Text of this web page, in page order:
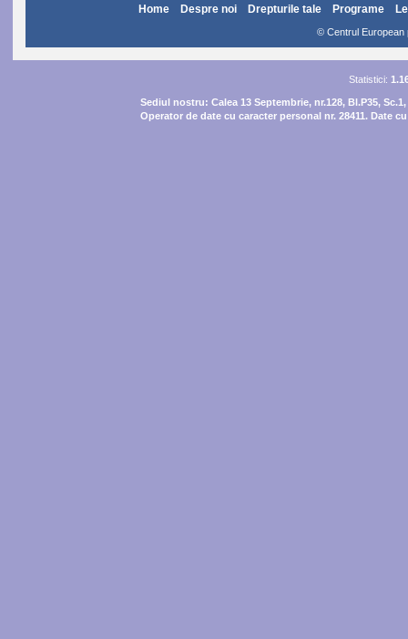
Home Despre noi Drepturile tale Programe
© Centrul European
Statistici:
Sediul nostru: Calea 13 Septembrie, nr.128, Bl.P35,
Operator de date cu caracter personal nr. 28411. Date